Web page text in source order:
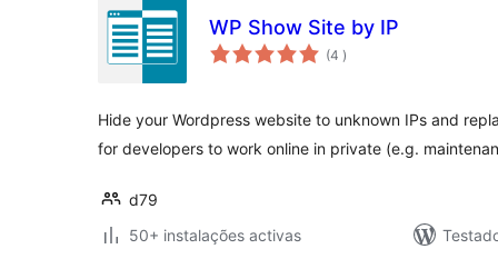
WP Show Site by IP
(4 classificações
)
Hide your Wordpress website to unknown IPs and
for developers to work online in private (e.g.
d79
50+ instalações activas